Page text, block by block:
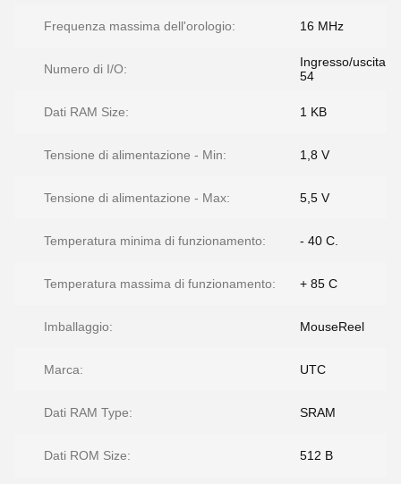
Frequenza massima dell'orologio: 16 MHz
Numero di I/O:
Ingresso/uscita
54
Dati RAM Size: 1 KB
Tensione di alimentazione - Min: 1,8 V
Tensione di alimentazione - Max: 5,5 V
Temperatura minima di funzionamento: - 40 C.
Temperatura massima di funzionamento: + 85 C
Imballaggio: MouseReel
Marca: UTC
Dati RAM Type: SRAM
Dati ROM Size: 512 B